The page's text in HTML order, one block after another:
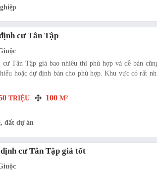
cư Tân Tập
Tân Tập giá bao nhiêu thì phù hợp và dễ bán
hoặc dự định bán cho phù hợp. Khu vực có rất
TRIỆU 100 M²
đất dự án
cư Tân Tập giá tốt